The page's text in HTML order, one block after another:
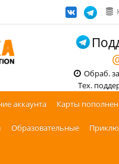
Обраб.
Тех.
аккаунта Карты
Образовательные